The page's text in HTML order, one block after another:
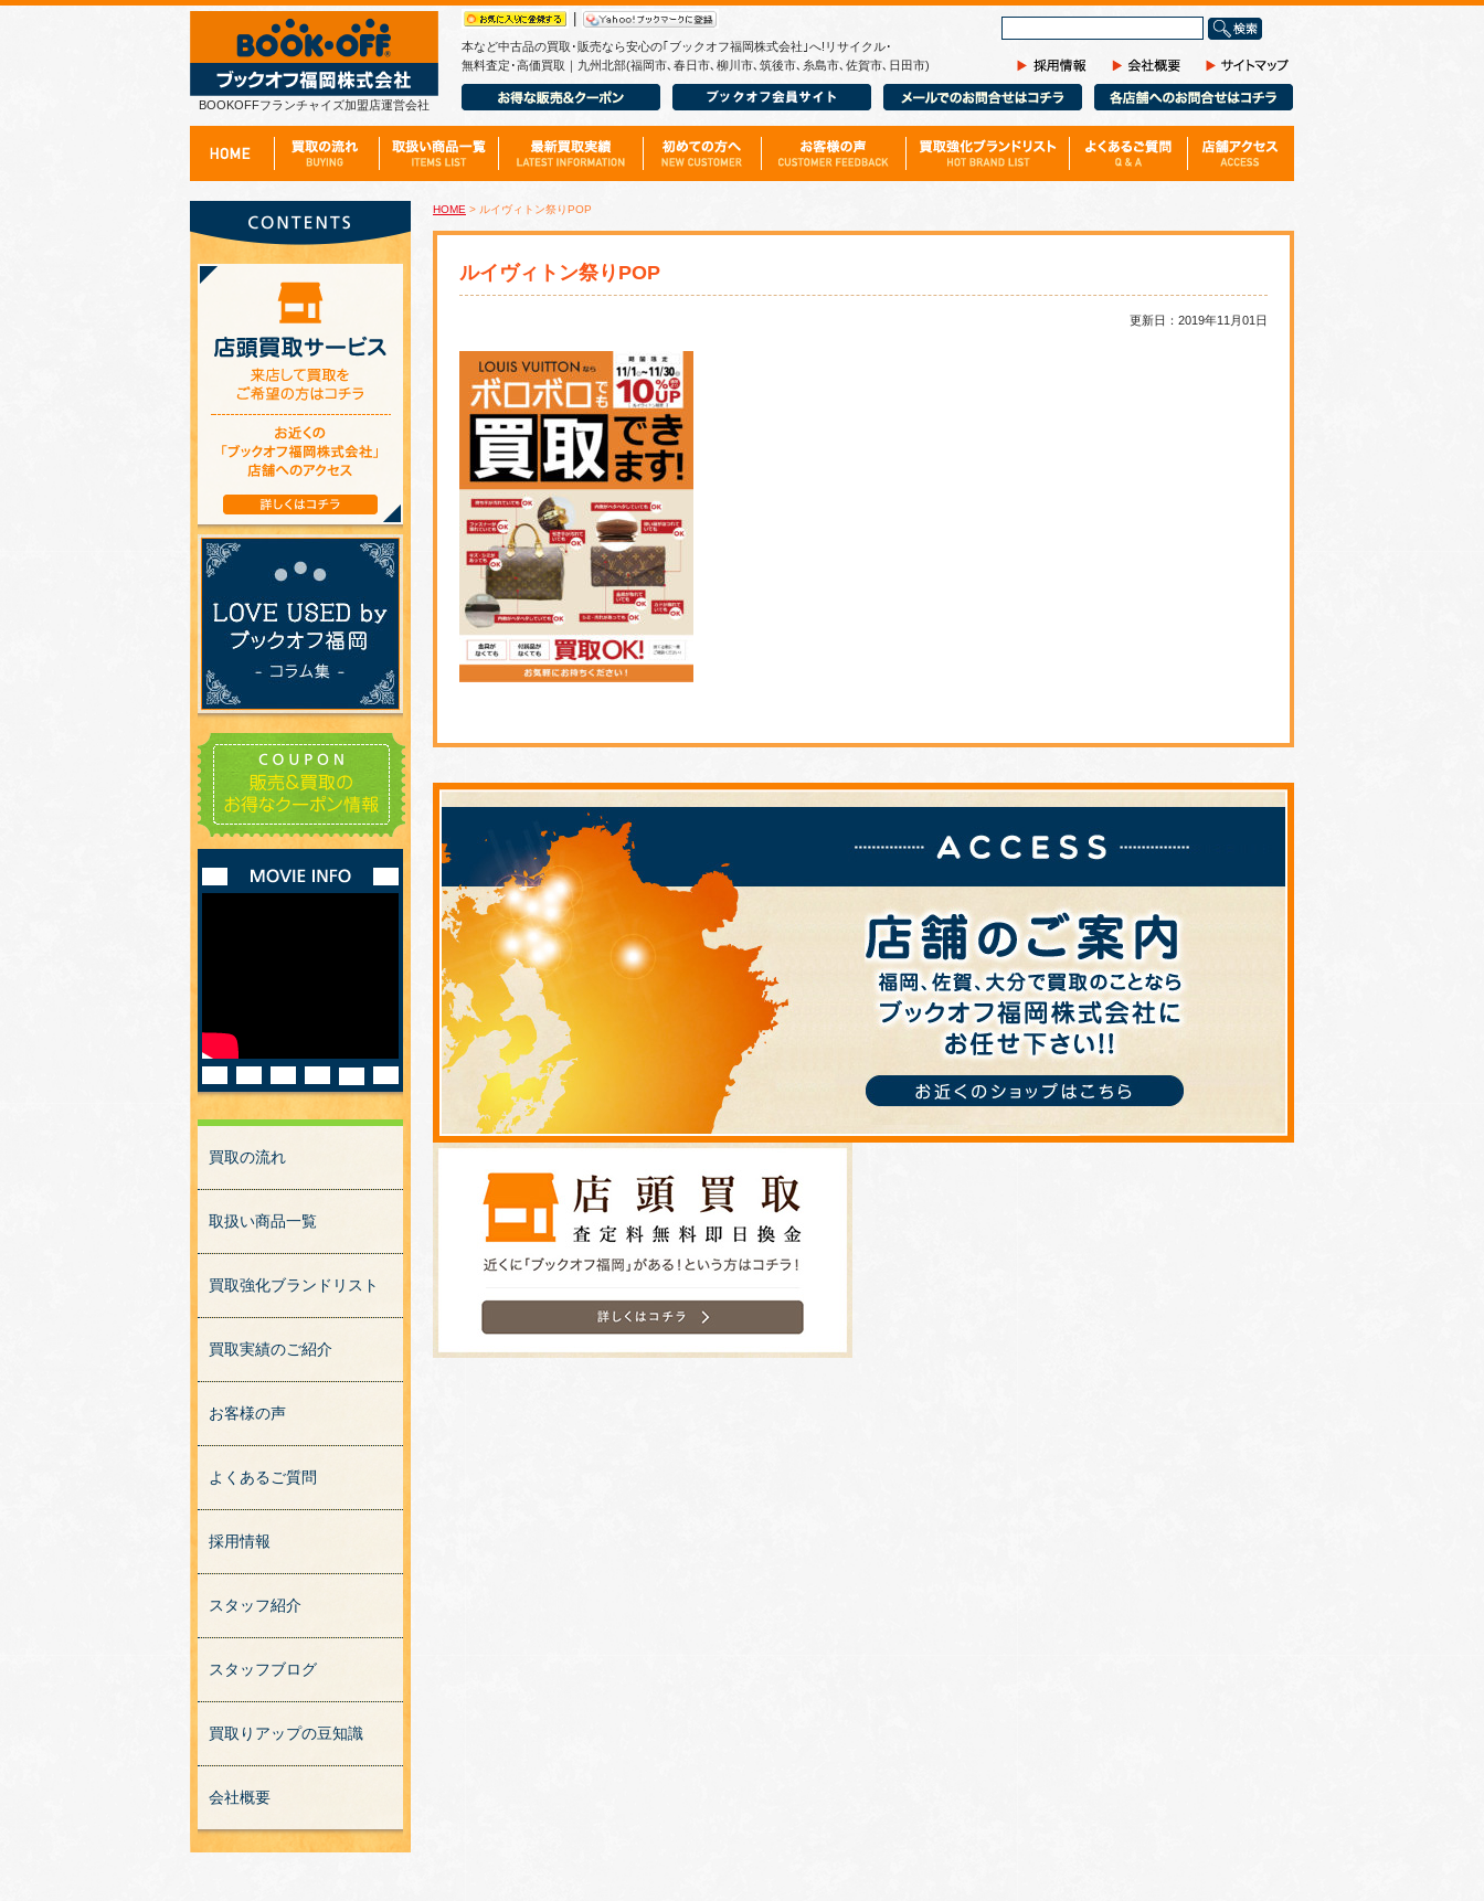
BOOKOFFフランチャイズ加盟店運営会社
本など中古品の買取･販売なら安心の｢ブックオフ福岡株式会社｣へ!リサイクル･
無料査定･高価買取｜九州北部(福岡市､春日市､柳川市､筑後市､糸島市､佐賀市､日田市)
内
検
索
HOME > ルイヴィトン祭りPOP
ルイヴィトン祭りPOP
更新日：2019年11月01日
買取の流れ
取扱い商品一覧
買取強化ブランドリスト
買取実績のご紹介
お客様の声
よくあるご質問
採用情報
スタッフ紹介
スタッフブログ
買取りアップの豆知識
会社概要